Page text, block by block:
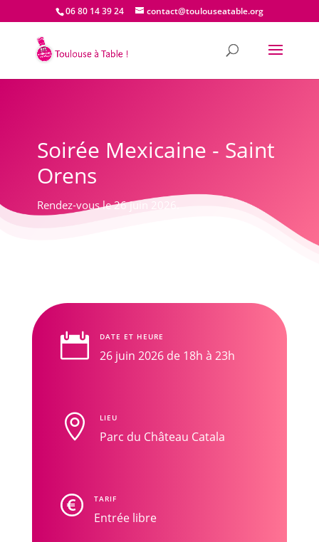
06 80 14 39 24 contact@toulouseatable.org
Soirée Mexicaine - Saint
Orens
Rendez-vous le 26 juin 2026.
 DATE ET HEURE
26 juin 2026 de 18h à 23h
 LIEU
Parc du Château Catala
TARIF
Entrée libre